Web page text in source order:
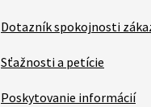
Dotazník spokojnosti
Sťažnosti a petície
Poskytovanie informácií